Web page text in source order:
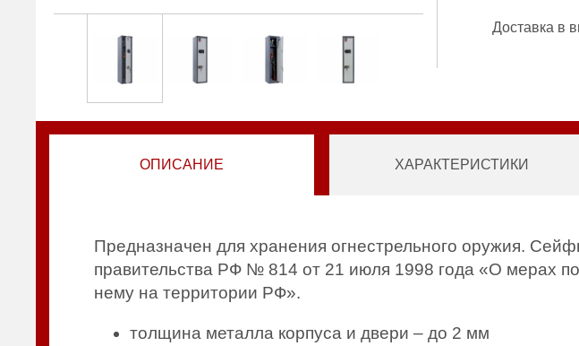
Доставка в
ОПИСАНИЕ ХАРАКТЕРИСТИКИ
Предназначен для хранения огнестрельного оружия.
правительства РФ № 814 от 21 июля 1998 года «О мерах
нему на территории РФ».
толщина металла корпуса и двери – до 2 мм